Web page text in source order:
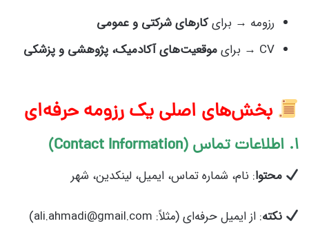
رزومه → برایکارهای شرکتی و عمومی
CV → برای
موقعیت‌های آکادمیک، پژوهشی و پزشکی
بخش‌های اصلی یک رزومه حرفه‌ای
۱. اطلاعات تماس (Contact Information)
محتوا: نام، شماره تماس، ایمیل، لینکدین، شهر
نکته
: از ایمیل حرفه‌ای (مثلاً: ali.ahmadi@gmail.com)